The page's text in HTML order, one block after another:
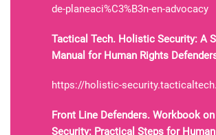
de-planeaci%C3%B3n-en-advocacy
Tactical Tech. Holistic Security: A
Manual for Human Rights
https://holistic-
Front Line Defenders. Workbook on
Security: Practical Steps for